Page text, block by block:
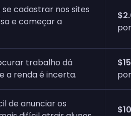
se cadastrar nos sites
e começar a
trabalho dá
a renda é incerta.
de anunciar os